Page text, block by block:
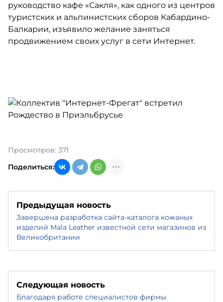
руководство кафе «Сакля», как одного из центров
туристских и альпинистских сборов Кабардино-
Балкарии, изъявило желание заняться
продвижением своих услуг в сети Интернет.
Просмотров: 371
Поделиться:
Предыдущая новость
Завершена разработка сайта-каталога кожаных
изделий Mala Leather известной сети магазинов из
Великобритании
Следующая новость
Благодаря работе специалистов фирмы